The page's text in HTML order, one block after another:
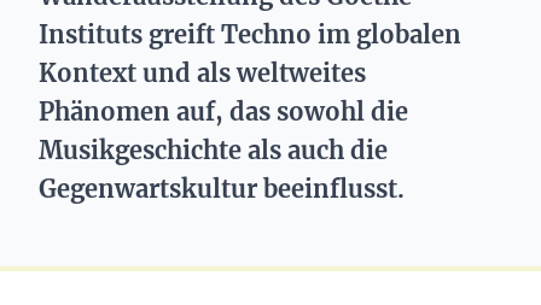
Instituts greift Techno im globalen
Kontext und als weltweites
Phänomen auf, das sowohl die
Musikgeschichte als auch die
Gegenwartskultur beeinflusst.